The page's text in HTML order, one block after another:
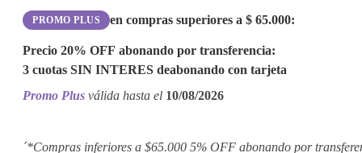
PROMO PLUS en compras superiores a $ 65.000:
Precio 20% OFF abonando por transferencia:
3 cuotas SIN INTERES deabonando con tarjeta
Promo Plus válida hasta el 10/08/2026
´*Compras inferiores a $65.000 5% OFF abonando por